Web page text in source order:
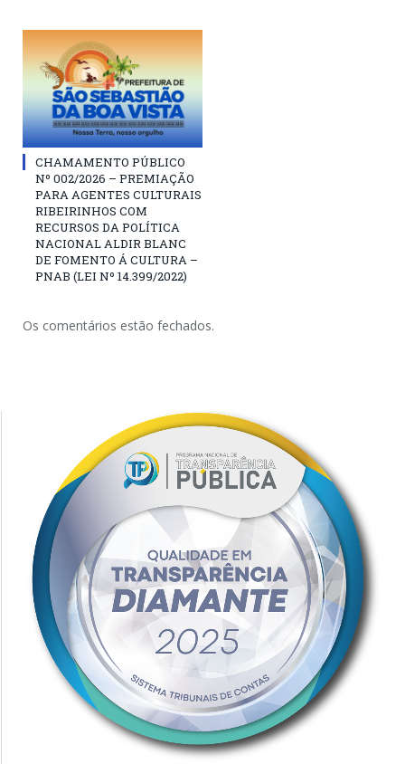
CHAMAMENTO PÚBLICO
Nº 002/2026 – PREMIAÇÃO
PARA AGENTES CULTURAIS
RIBEIRINHOS COM
RECURSOS DA POLÍTICA
NACIONAL ALDIR BLANC
DE FOMENTO Á CULTURA –
PNAB (LEI Nº 14.399/2022)
Os comentários estão fechados.